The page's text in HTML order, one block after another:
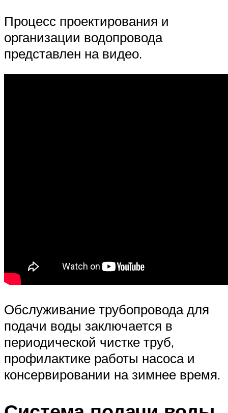
Процесс проектирования и
организации водопровода
представлен на видео.
Обслуживание трубопровода для
подачи воды заключается в
периодической чистке труб,
профилактике работы насоса и
консервировании на зимнее время.